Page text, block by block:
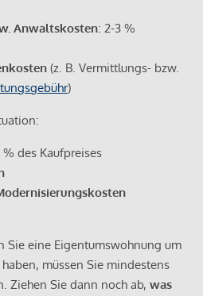
Anwaltskosten: 2-3 %
(z. B. Vermittlungs- bzw.
)
% des Kaufpreises
Sie eine Eigentumswohnung um
müssen Sie mindestens
Ziehen Sie dann noch ab, was